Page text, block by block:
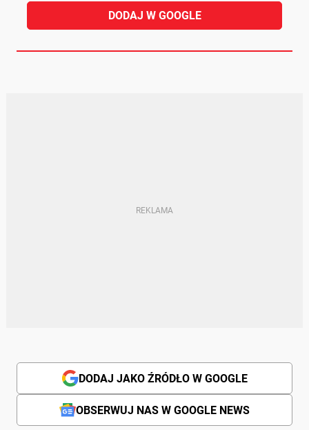
DODAJ W GOOGLE
DODAJ JAKO ŹRÓDŁO W GOOGLE
OBSERWUJ NAS W GOOGLE NEWS